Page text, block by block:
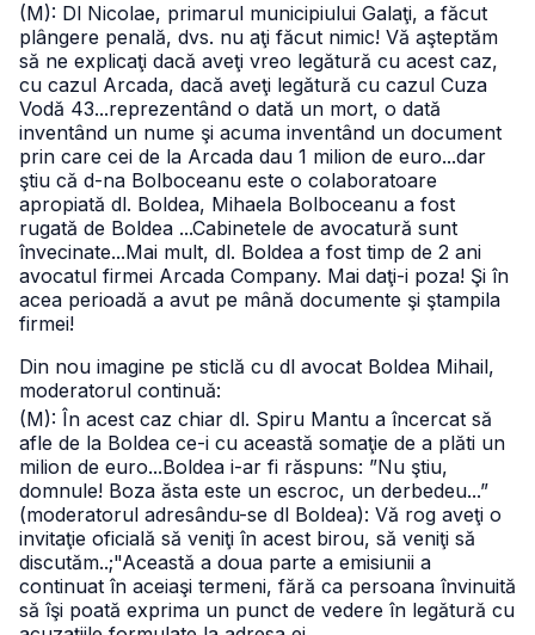
(M): Dl Nicolae, primarul municipiului Galaţi, a făcut
plângere penală, dvs. nu aţi făcut nimic! Vă aşteptăm
să ne explicaţi dacă aveţi vreo legătură cu acest caz,
cu cazul Arcada, dacă aveţi legătură cu cazul Cuza
Vodă 43...reprezentând o dată un mort, o dată
inventând un nume şi acuma inventând un document
prin care cei de la Arcada dau 1 milion de euro...dar
ştiu că d-na Bolboceanu este o colaboratoare
apropiată dl. Boldea, Mihaela Bolboceanu a fost
rugată de Boldea ...Cabinetele de avocatură sunt
învecinate...Mai mult, dl. Boldea a fost timp de 2 ani
avocatul firmei Arcada Company. Mai daţi-i poza! Şi în
acea perioadă a avut pe mână documente şi ştampila
firmei!
Din nou imagine pe sticlă cu dl avocat Boldea Mihail,
moderatorul continuă:
(M): În acest caz chiar dl. Spiru Mantu a încercat să
afle de la Boldea ce-i cu această somaţie de a plăti un
milion de euro...Boldea i-ar fi răspuns: ”Nu ştiu,
domnule! Boza ăsta este un escroc, un derbedeu...”
(moderatorul adresându-se dl Boldea): Vă rog aveţi o
invitaţie oficială să veniţi în acest birou, să veniţi să
discutăm..;"Această a doua parte a emisiunii a
continuat în aceiaşi termeni, fără ca persoana învinuită
să îşi poată exprima un punct de vedere în legătură cu